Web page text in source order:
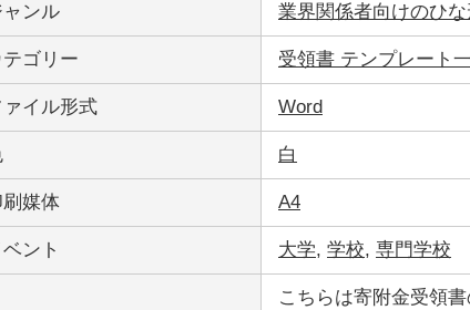
ンル 業界関係者向けのひ
ゴリー 受領書 テンプレート
イル形式 Word
白
媒体 A4
ント 大学, 学校, 専門学校
こちらは寄附金受領